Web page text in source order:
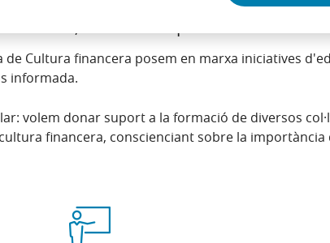
compromesos amb la millora de la
de Cultura financera posem en marxa iniciatives
informada.
volem donar suport a la formació de diversos
financera, conscienciant sobre la